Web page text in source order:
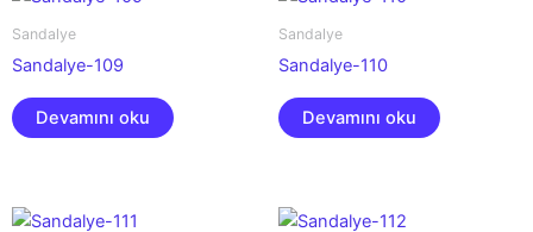
Sandalye
Sandalye-109
Devamını oku
Sandalye
Sandalye-110
Devamını oku